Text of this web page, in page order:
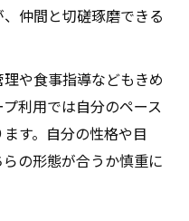
仲間と切磋琢磨できる
や食事指導などもきめ
利用では自分のペース
す。自分の性格や目
の形態が合うか慎重に